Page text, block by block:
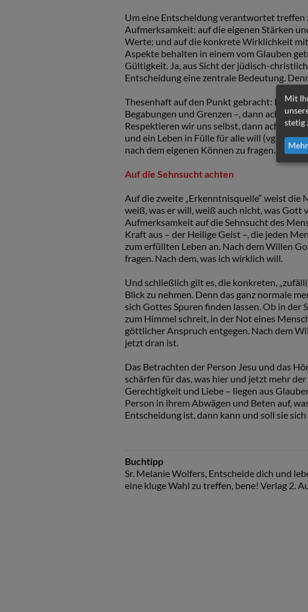
Um eine Entscheidung verantwortet treffen
Aufmerksamkeit: auf die eigenen Stärken
Werte; und auf die konkrete Wirklichkeit
Aspekte behalten in einem vom Glauben
Gültigkeit. Ja, aus Sicht der jüdisch-
Entscheidung eine zentrale Bedeutung.
Thesenhaft auf den Punkt gebracht:
Begabungen und Grenzen –, dann achten
Respektieren wir uns selbst, dann achten
und ein Leben in Fülle für alle will (vgl. Joh
nach dem eigenen Können zu fragen.
Auf die Sehnsucht achten
Auf die zweite „Erkenntnisquelle“ weist
weiß, was er will, weiß auch nicht, was Gott
Aufmerksamkeit auf die Sehnsucht des
Kraft aus – der Heilige Geist –, die jeden
zum erfüllten Leben an. Nach dem Willen
fragen. Nach dem, was ich wirklich will.
Und schließlich gilt es, die konkreten,
Blick zu nehmen. Denn das ganz normale
sich Gottes Spuren finden lassen. Ob in
zum Himmel schreit, in der Not eines
göttlicher Anspruch entgegen. Nach dem
jetzt dran ist.
Das Betrachten der Person Jesu und das
schärfen für das, was hier und jetzt mehr
Gerechtigkeit und Liebe – liegen aus
Person in ihrem Abwägen und Beten auf,
Entscheidung ist, dann kann und soll sie
Buchtipp
Sr. Melanie Wolfers, Entscheide dich und
eine kluge Wahl zu treffen, bene! Verlag 2.
Mit
stetig
Mehr